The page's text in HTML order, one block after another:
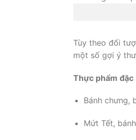
Tùy theo đối
một số gợi ý
Thực phẩm đặc
Bánh chưng,
Mứt Tết,